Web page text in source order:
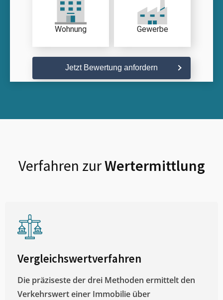
Wohnung Gewerbe
Jetzt Bewertung anfordern
Verfahren zurWertermittlung
Vergleichswertverfahren
Die präziseste der drei Methoden ermittelt den
Verkehrswert einer Immobilie über